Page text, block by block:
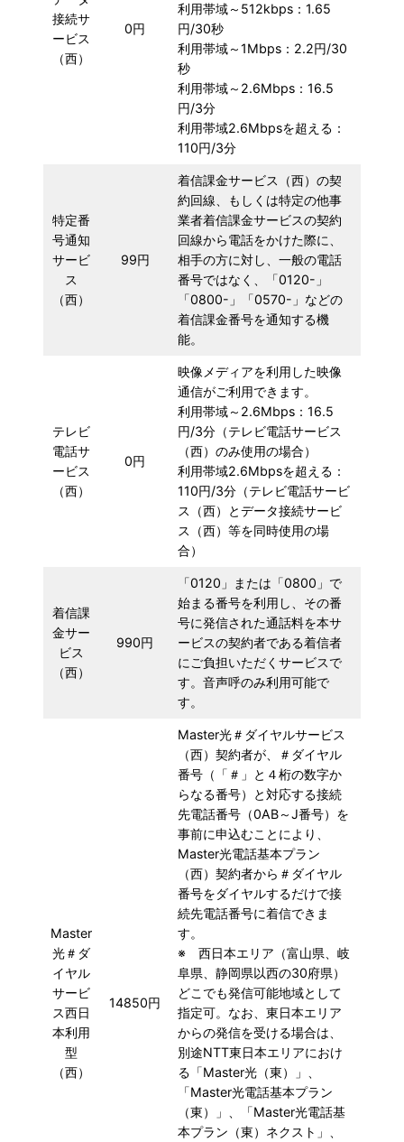
接続サ
ービス
（西）
0円
利用帯域～512kbps：1.65
円/30秒
利用帯域～1Mbps：2.2円/30
秒
利用帯域～2.6Mbps：16.5
円/3分
利用帯域2.6Mbpsを超える：
110円/3分
特定番
号通知
サービ
ス
（西）
99円
着信課金サービス（西）の契
約回線、もしくは特定の他事
業者着信課金サービスの契約
回線から電話をかけた際に、
相手の方に対し、一般の電話
番号ではなく、「0120-」
「0800-」「0570-」などの
着信課金番号を通知する機
能。
テレビ
電話サ
ービス
（西）
0円
映像メディアを利用した映像
通信がご利用できます。
利用帯域～2.6Mbps：16.5
円/3分（テレビ電話サービス
（西）のみ使用の場合）
利用帯域2.6Mbpsを超える：
110円/3分（テレビ電話サービ
ス（西）とデータ接続サービ
ス（西）等を同時使用の場
合）
着信課
金サー
ビス
（西）
990円
「0120」または「0800」で
始まる番号を利用し、その番
号に発信された通話料を本サ
ービスの契約者である着信者
にご負担いただくサービスで
す。音声呼のみ利用可能で
す。
Master
光＃ダ
イヤル
サービ
ス西日
本利用
型
（西）
14850円
Master光＃ダイヤルサービス
（西）契約者が、＃ダイヤル
番号（「＃」と４桁の数字か
らなる番号）と対応する接続
先電話番号（0AB～J番号）を
事前に申込むことにより、
Master光電話基本プラン
（西）契約者から＃ダイヤル
番号をダイヤルするだけで接
続先電話番号に着信できま
す。
※ 西日本エリア（富山県、岐
阜県、静岡県以西の30府県）
どこでも発信可能地域として
指定可。なお、東日本エリア
からの発信を受ける場合は、
別途NTT東日本エリアにおけ
る「Master光（東）」、
「Master光電話基本プラン
（東）」、「Master光電話基
本プラン（東）ネクスト」、